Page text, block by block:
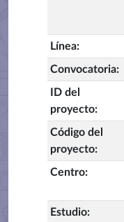
Línea:
Convocatoria:
ID del
proyecto:
Código del
proyecto:
Centro:
Estudio: